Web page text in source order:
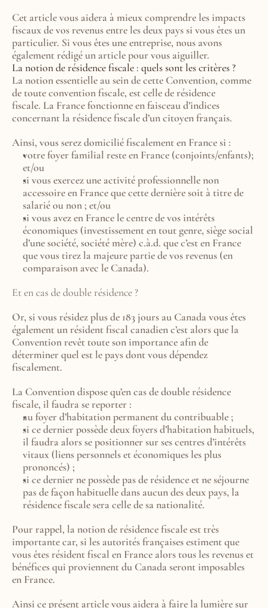
Cet article vous aidera à mieux comprendre les impacts
fiscaux de vos revenus entre les deux pays si vous êtes un
particulier. Si vous êtes une entreprise, nous avons
également rédigé un article pour vous aiguiller.
La notion de résidence fiscale : quels sont les critères ?
La notion essentielle au sein de cette Convention, comme
de toute convention fiscale, est celle de résidence
fiscale. La France fonctionne en faisceau d’indices
concernant la résidence fiscale d’un citoyen français.
Ainsi, vous serez domicilié fiscalement en France si :
votre foyer familial reste en France (conjoints/enfants);
et/ou
si vous exercez une activité professionnelle non
accessoire en France que cette dernière soit à titre de
salarié ou non ; et/ou
si vous avez en France le centre de vos intérêts
économiques (investissement en tout genre, siège social
d’une société, société mère) c.à.d. que c’est en France
que vous tirez la majeure partie de vos revenus (en
comparaison avec le Canada).
Et en cas de double résidence ?
Or, si vous résidez plus de 183 jours au Canada vous êtes
également un résident fiscal canadien c’est alors que la
Convention revêt toute son importance afin de
déterminer quel est le pays dont vous dépendez
fiscalement.
La Convention dispose qu’en cas de double résidence
fiscale, il faudra se reporter :
au foyer d’habitation permanent du contribuable ;
si ce dernier possède deux foyers d’habitation habituels,
il faudra alors se positionner sur ses centres d’intérêts
vitaux (liens personnels et économiques les plus
prononcés) ;
si ce dernier ne possède pas de résidence et ne séjourne
pas de façon habituelle dans aucun des deux pays, la
résidence fiscale sera celle de sa nationalité.
Pour rappel, la notion de résidence fiscale est très
importante car, si les autorités françaises estiment que
vous êtes résident fiscal en France alors tous les revenus et
bénéfices qui proviennent du Canada seront imposables
en France.
Ainsi ce présent article vous aidera à faire la lumière sur